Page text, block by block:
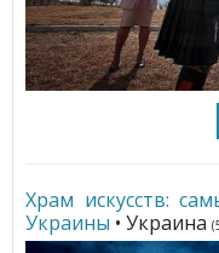
Храм искусств:
Украины • Украина